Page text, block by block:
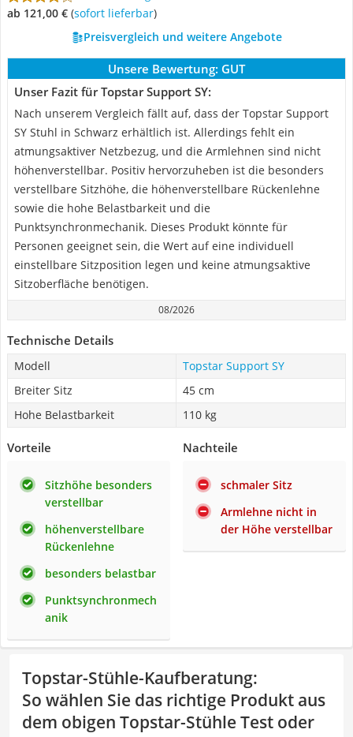
ab 121,00 € ( Sofort lieferbar)
Preisvergleich und weitere Angebote
Unsere Bewertung: GUT
Unser Fazit für Topstar Support SY:
Nach unserem Vergleich fällt auf, dass der Topstar Support
SY Stuhl in Schwarz erhältlich ist. Allerdings fehlt ein
atmungsaktiver Netzbezug, und die Armlehnen sind nicht
höhenverstellbar. Positiv hervorzuheben ist die besonders
verstellbare Sitzhöhe, die höhenverstellbare Rückenlehne
sowie die hohe Belastbarkeit und die
Punktsynchronmechanik. Dieses Produkt könnte für
Personen geeignet sein, die Wert auf eine individuell
einstellbare Sitzposition legen und keine atmungsaktive
Sitzoberfläche benötigen.
08/2026
Technische Details
Modell
Topstar Support SY
Breiter Sitz
45 cm
Hohe Belastbarkeit
110 kg
Vorteile
Sitzhöhe besonders
verstellbar
höhenverstellbare
Rückenlehne
besonders belastbar
Punktsynchronmech
anik
Nachteile
schmaler Sitz
Armlehne nicht in
der Höhe verstellbar
Topstar-Stühle-Kaufberatung:
So wählen Sie das richtige Produkt aus
dem obigen Topstar-Stühle Test oder